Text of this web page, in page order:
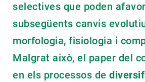
selectives que poden
subsegüents canvis
morfologia, fisiologia i
Malgrat això, el paper del
en els processos de